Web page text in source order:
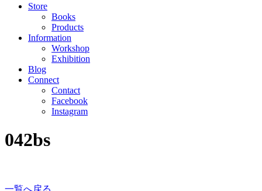
Store
Books
Products
Information
Workshop
Exhibition
Blog
Connect
Contact
Facebook
Instagram
042bs
一覧へ戻る